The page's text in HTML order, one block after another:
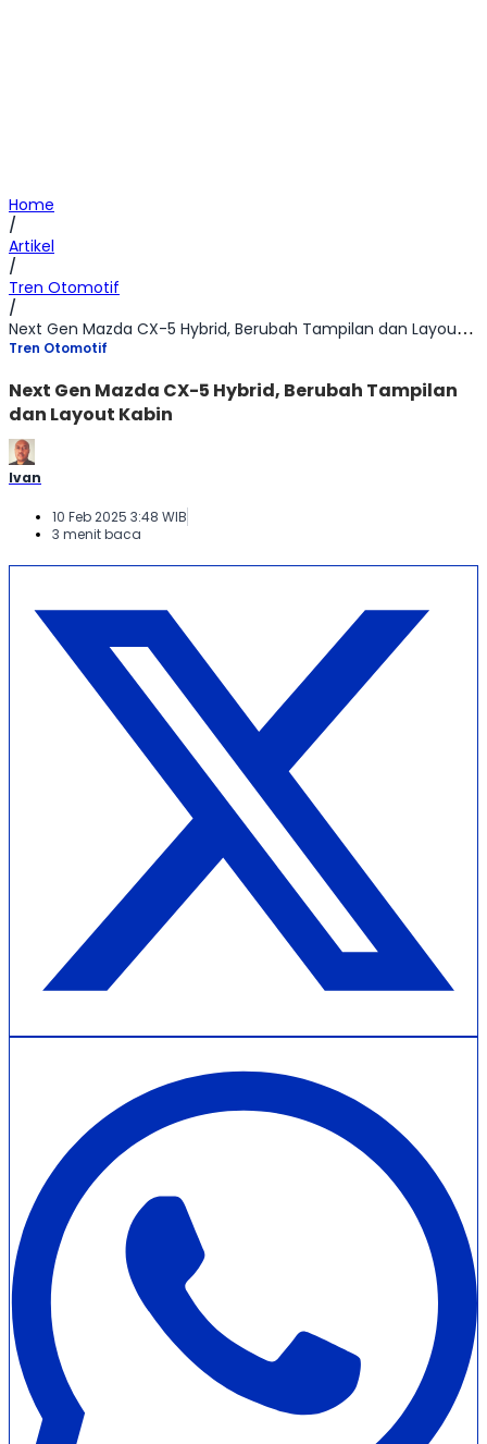
Home
/
Artikel
/
Tren Otomotif
/
Next Gen Mazda CX-5 Hybrid, Berubah Tampilan dan Layout Kabin
Tren Otomotif
Next Gen Mazda CX-5 Hybrid, Berubah Tampilan
dan Layout Kabin
Ivan
10 Feb 2025 3:48 WIB
3 menit baca